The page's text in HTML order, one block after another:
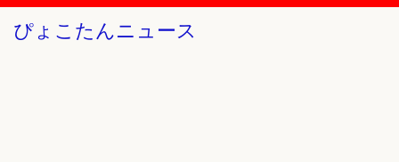
ぴょこたんニュース